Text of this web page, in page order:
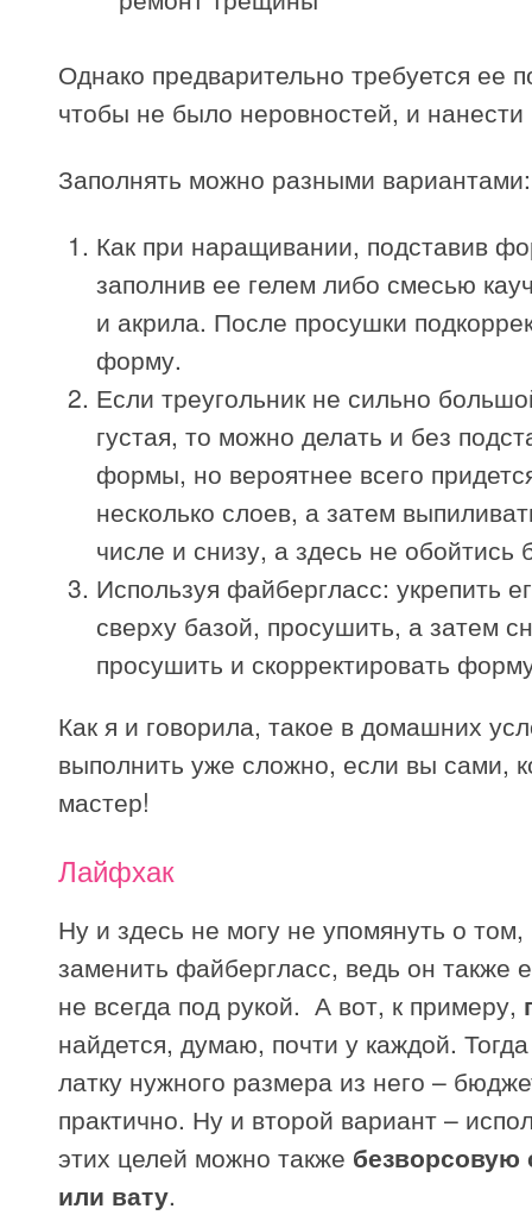
Однако предварительно требуется ее
чтобы не было неровностей, и
Заполнять можно разными вариантами:
Как при наращивании, подставив
заполнив ее гелем либо смесью
и акрила. После просушки
форму.
Если треугольник не сильно
густая, то можно делать и без
формы, но вероятнее всего
несколько слоев, а затем
числе и снизу, а здесь не обойтись
Используя файбергласс: укрепить
сверху базой, просушить, а затем
просушить и скорректировать
Как я и говорила, такое в домашних
выполнить уже сложно, если вы сами,
мастер!
Лайфхак
Ну и здесь не могу не упомянуть о
заменить файбергласс, ведь он также
не всегда под рукой. А вот, к примеру,
найдется, думаю, почти у каждой.
латку нужного размера из него –
практично. Ну и второй вариант –
этих целей можно также безворсовую
или вату.